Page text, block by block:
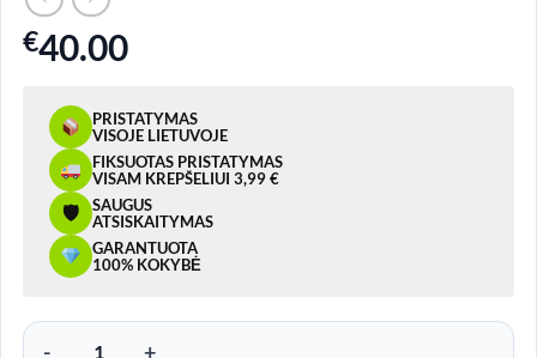
€40.00
PRISTATYMAS
VISOJE LIETUVOJE
FIKSUOTAS PRISTATYMAS
VISAM KREPŠELIUI 3,99 €
🛡
SAUGUS
ATSISKAITYMAS
GARANTUOTA
100% KOKYBĖ